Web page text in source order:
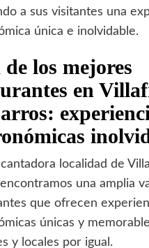
a sus visitantes una
única e inolvidable.
los mejores
en
localidad de
una amplia
que ofrecen
únicas y
y locales por igual.